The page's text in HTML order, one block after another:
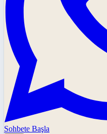
Sohbete Başla